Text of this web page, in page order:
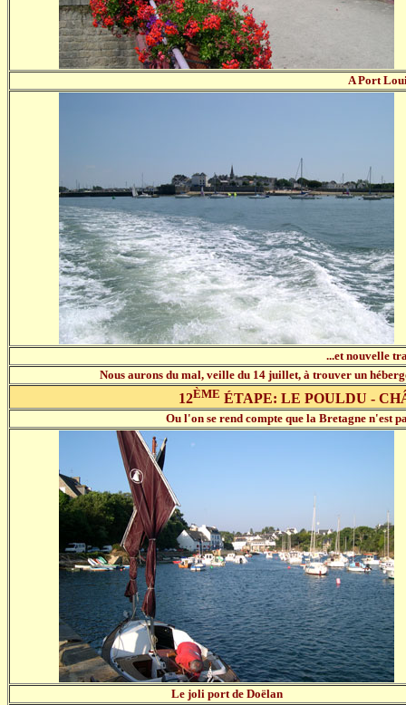
A Port
...et nouvelle
Nous aurons du mal, veille du 14 juillet, à trouver un
12ÈME ÉTAPE: LE POULDU -
Ou l'on se rend compte que la Bretagne n'est
Le joli port de Doëlan